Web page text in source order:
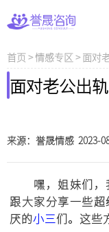
首页 >情感专区 > 面对
面对老公出
来源：誉晟情感 2023-
嘿，姐妹们，
跟大家分享一些
厌的小三们。这些